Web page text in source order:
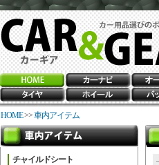
HOME>>車内アイテム
チャイルドシート